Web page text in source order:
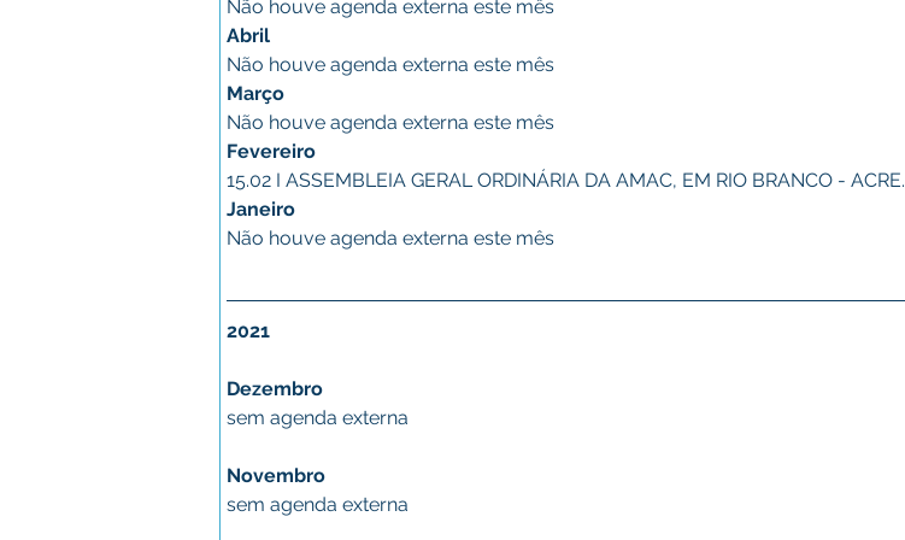
Não houve agenda externa este mês
Abril
Não houve agenda externa este mês
Março
Não houve agenda externa este mês
Fevereiro
15.02 I ASSEMBLEIA GERAL ORDINÁRIA DA AMAC, EM RIO BRANCO - ACRE.
Janeiro
Não houve agenda externa este mês
2021
Dezembro
sem agenda externa
Novembro
sem agenda externa